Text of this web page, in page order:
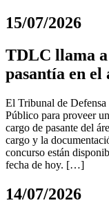
15/07/2026
TDLC llama
pasantía en
El Tribunal de
Público para proveer
cargo de pasante del
cargo y la
concurso están
fecha de hoy. […]
14/07/2026